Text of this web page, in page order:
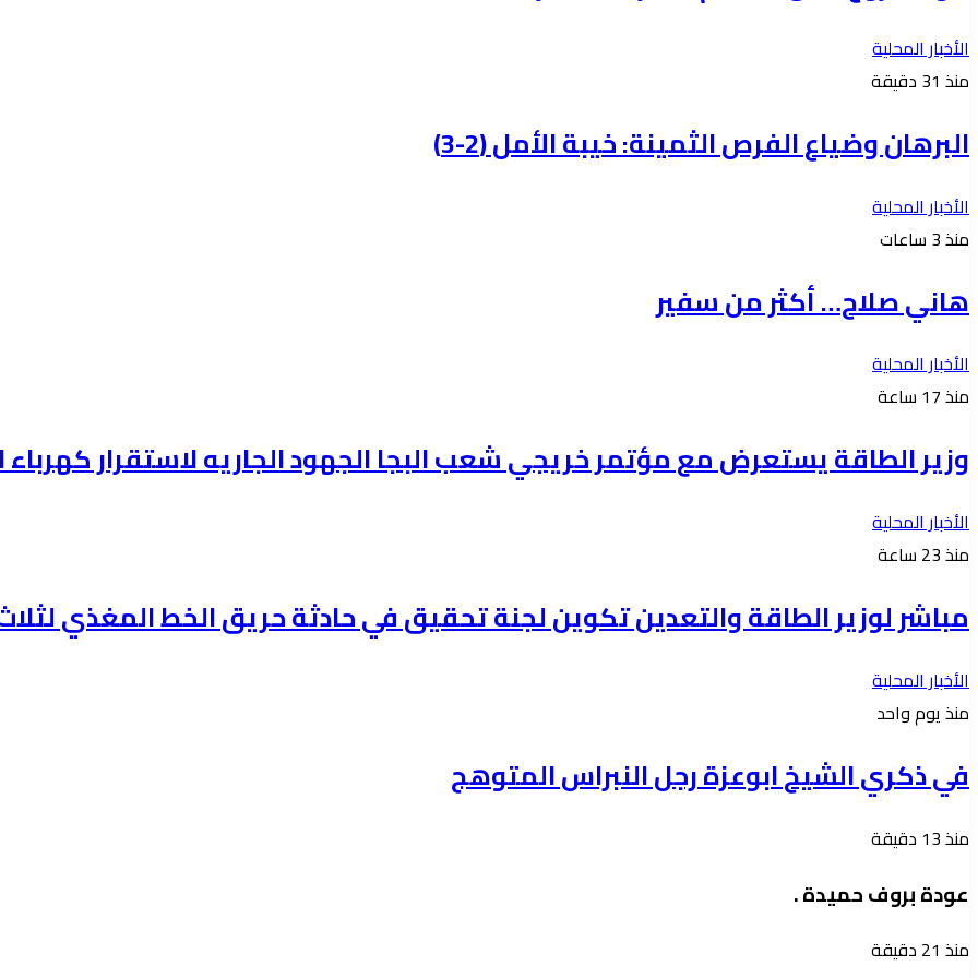
الأخبار المحلية
منذ 31 دقيقة
البرهان وضياع الفرص الثمينة: خيبة الأمل (2-3)
الأخبار المحلية
منذ 3 ساعات
هاني صلاح… أكثر من سفير
الأخبار المحلية
منذ 17 ساعة
وزير الطاقة يستعرض مع مؤتمر خريجي شعب البجا الجهود الجاريه لاستقرار كهرباء
الأخبار المحلية
منذ 23 ساعة
مباشر لوزير الطاقة والتعدين تكوين لجنة تحقيق في حادثة حريق الخط المغذي
الأخبار المحلية
منذ يوم واحد
في ذكري الشيخ ابوعزة رجل النبراس المتوهج
منذ 13 دقيقة
عودة بروف حميدة .
منذ 21 دقيقة